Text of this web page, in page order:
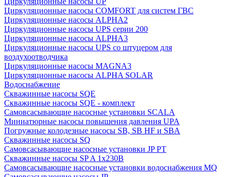
Циркуляционные насосы COMFORT для систем ГВС
Циркуляционные насосы ALPHA2
Циркуляционные насосы UPS серии 200
Циркуляционные насосы ALPHA3
Циркуляционные насосы UPS со штуцером для
воздухоотводчика
Циркуляционные насосы MAGNA3
Циркуляционные насосы ALPHA SOLAR
Водоснабжение
Скважинные насосы SQE
Скважинные насосы SQE - комплект
Cамовсасывающие насосные установки SCALA
Миниатюрные насосы повышения давления UPA
Погружные колодезные насосы SB, SB HF и SBA
Скважинные насосы SQ
Самовсасывающие насосные установки JP PT
Скважинные насосы SP A 1x230В
Самовсасывающие насосные установки водоснабжения MQ